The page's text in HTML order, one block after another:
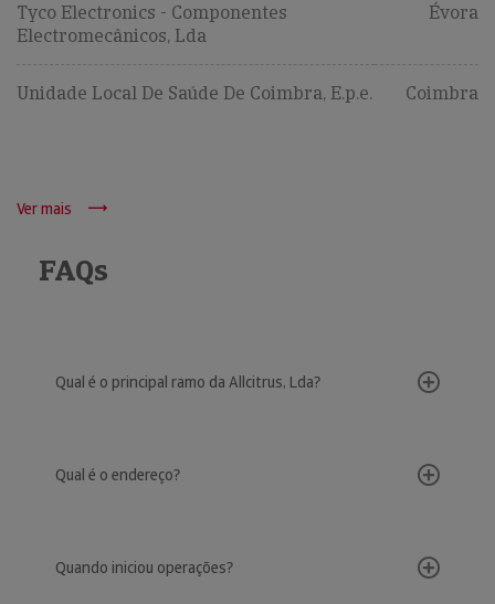
Tyco Electronics - Componentes
Electromecânicos, Lda
Évora
Unidade Local De Saúde De Coimbra, E.p.e. Coimbra
Ver mais
FAQs
Qual é o principal ramo da Allcitrus, Lda?
Qual é o endereço?
Quando iniciou operações?